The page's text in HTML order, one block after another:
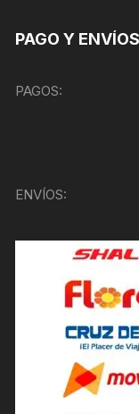
PAGO Y
PAGOS:
ENVÍOS: